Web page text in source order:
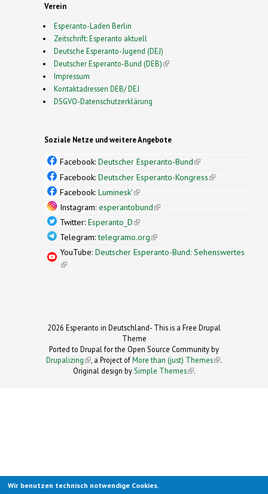
Verein
Esperanto-Laden Berlin
Zeitschrift: Esperanto aktuell
Deutsche Esperanto-Jugend (DEJ)
Deutscher Esperanto-Bund (DEB)(link is external)
Impressum
Kontaktadressen DEB/ DEJ
DSGVO-Datenschutzerklärung
Soziale Netze und weitere Angebote
Facebook: Deutscher Esperanto-Bund(link is
external)
Facebook: Deutscher Esperanto-Kongress(link is
Facebook: Luminesk'(link is external)
Instagram: esperantobund(link is external)
Twitter: Esperanto_D(link is external)
Telegram:telegramo.org(link is external)
YouTube: Deutscher Esperanto-Bund: Sehenswertes
(link is external)
2026 Esperanto in Deutschland- This is a Free Drupal
Theme
Ported to Drupal for the Open Source Community by
Drupalizing(link is external)
, a Project ofMore than (just) Themes (link is
.
Original design by Simple Themes
(link is
.
Wir benutzen technisch notwendige Cookies.